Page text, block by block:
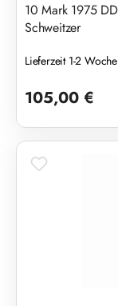
10 Mark 1975
Schweitzer
Lieferzeit 1-2
105,00 €